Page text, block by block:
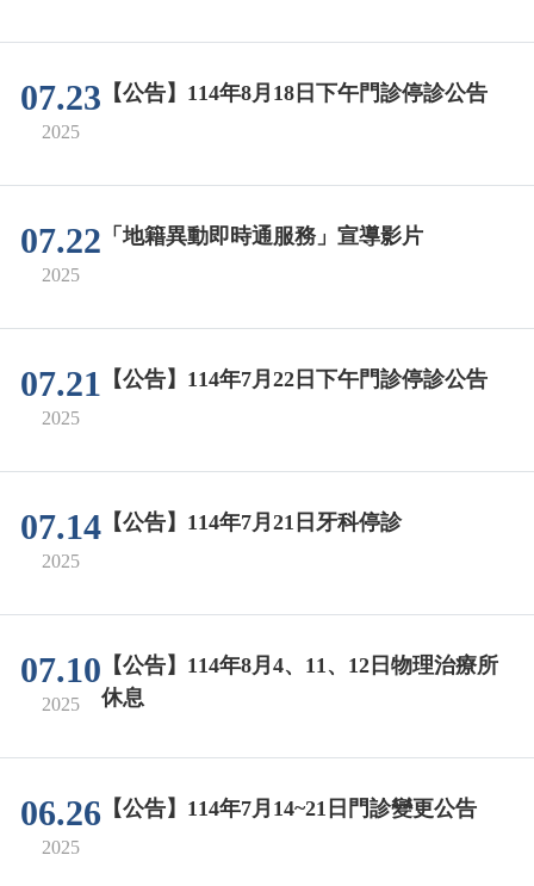
07.23
2025
【公告】114年8月18日下午門診停診公告
07.22
2025
「地籍異動即時通服務」宣導影片
07.21
2025
【公告】114年7月22日下午門診停診公告
07.14
2025
【公告】114年7月21日牙科停診
07.10
2025
【公告】114年8月4、11、12日物理治療所
休息
06.26
2025
【公告】114年7月14~21日門診變更公告